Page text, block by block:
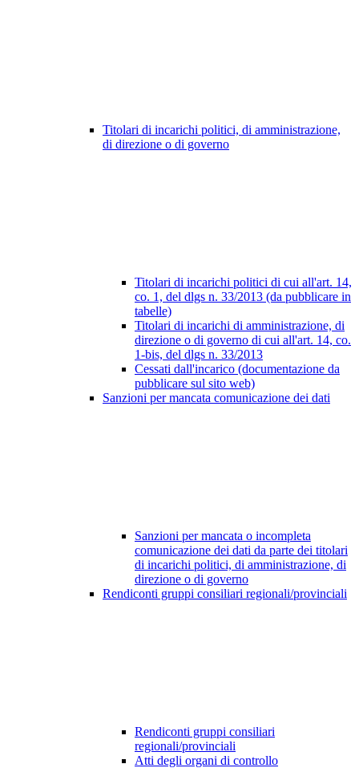
Titolari di incarichi politici, di amministrazione,
di direzione o di governo
Titolari di incarichi politici di cui all'art. 14,
co. 1, del dlgs n. 33/2013 (da pubblicare in
tabelle)
Titolari di incarichi di amministrazione, di
direzione o di governo di cui all'art. 14, co.
1-bis, del dlgs n. 33/2013
Cessati dall'incarico (documentazione da
pubblicare sul sito web)
Sanzioni per mancata comunicazione dei dati
Sanzioni per mancata o incompleta
comunicazione dei dati da parte dei titolari
di incarichi politici, di amministrazione, di
direzione o di governo
Rendiconti gruppi consiliari regionali/provinciali
Rendiconti gruppi consiliari
regionali/provinciali
Atti degli organi di controllo